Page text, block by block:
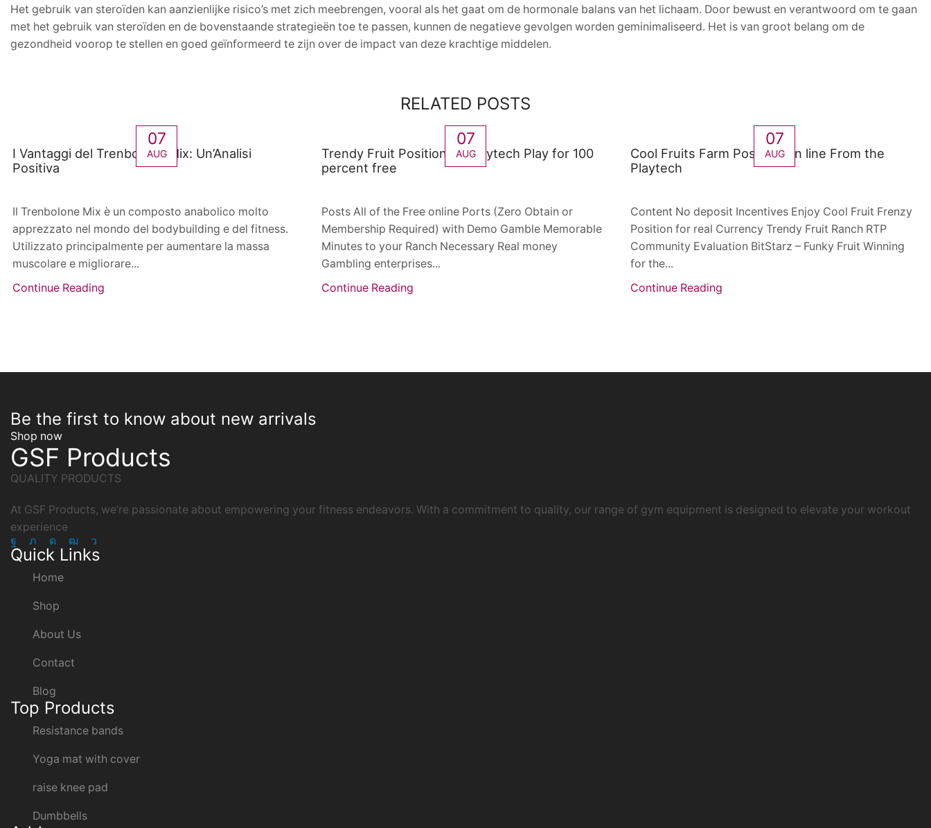
Het gebruik van steroïden kan aanzienlijke risico’s met zich meebrengen, vooral als het gaat om de hormonale balans van het lichaam. Door bewust en verantwoord om te gaan
met het gebruik van steroïden en de bovenstaande strategieën toe te passen, kunnen de negatieve gevolgen worden geminimaliseerd. Het is van groot belang om de
gezondheid voorop te stellen en goed geïnformeerd te zijn over de impact van deze krachtige middelen.
RELATED POSTS
07
AUG
I Vantaggi del Trenbolone Mix: Un’Analisi
Positiva
Il Trenbolone Mix è un composto anabolico molto
apprezzato nel mondo del bodybuilding e del fitness.
Utilizzato principalmente per aumentare la massa
muscolare e migliorare...
Continue Reading
07
AUG
Trendy Fruit Position by Playtech Play for 100
percent free
Posts All of the Free online Ports (Zero Obtain or
Membership Required) with Demo Gamble Memorable
Minutes to your Ranch Necessary Real money
Gambling enterprises...
Continue Reading
07
AUG
Cool Fruits Farm Position On line From the
Playtech
Content No deposit Incentives Enjoy Cool Fruit Frenzy
Position for real Currency Trendy Fruit Ranch RTP
Community Evaluation BitStarz – Funky Fruit Winning
for the...
Continue Reading
Be the first to know about new arrivals
Shop now
GSF Products
QUALITY PRODUCTS
At GSF Products, we’re passionate about empowering your fitness endeavors. With a commitment to quality, our range of gym equipment is designed to elevate your workout
experience
Facebook
TwitterInstagram
YoutubeTelegram
Quick Links
Home
Shop
About Us
Contact
Blog
Top Products
Resistance bands
Yoga mat with cover
raise knee pad
Dumbbells